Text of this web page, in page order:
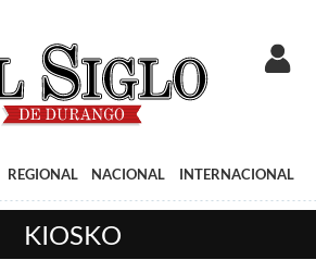
REGIONAL NACIONAL INTERNACIONAL
KIOSKO